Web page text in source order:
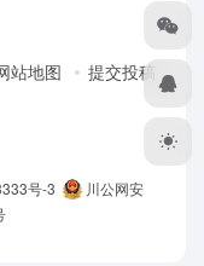
站地图
提交投稿
号-3
川公网安